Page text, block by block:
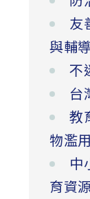
友
與輔
不
台
教
物濫
中
育資